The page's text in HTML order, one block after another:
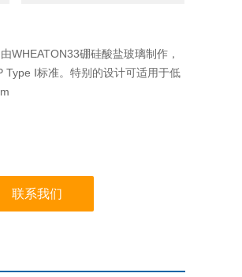
WHEATON33硼硅酸盐玻璃制作，
Type Ⅰ标准。特别的设计可适用于低
联系我们